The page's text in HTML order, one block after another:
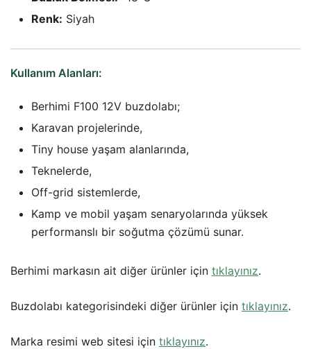
Renk: Siyah
Kullanım Alanları:
Berhimi F100 12V buzdolabı;
Karavan projelerinde,
Tiny house yaşam alanlarında,
Teknelerde,
Off-grid sistemlerde,
Kamp ve mobil yaşam senaryolarında yüksek
performanslı bir soğutma çözümü sunar.
Berhimi markasın ait diğer ürünler için tıklayınız.
Buzdolabı kategorisindeki diğer ürünler için tıklayınız.
Marka resimi web sitesi için tıklayınız.